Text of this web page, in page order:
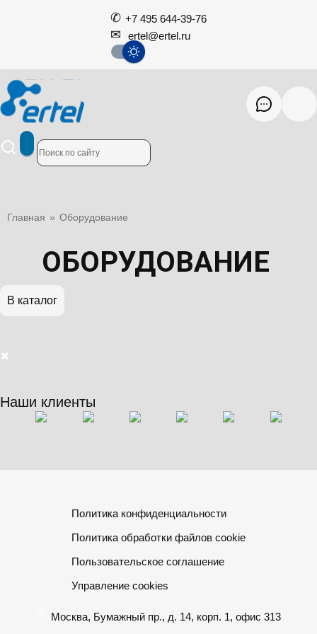
+7 495 644-39-76
ertel@ertel.ru
Главная » Оборудование
ОБОРУДОВАНИЕ
В каталог
✖
Наши клиенты
Политика конфиденциальности
Политика обработки файлов cookie
Пользовательское соглашение
Управление cookies
Москва, Бумажный пр., д. 14, корп. 1, офис 313